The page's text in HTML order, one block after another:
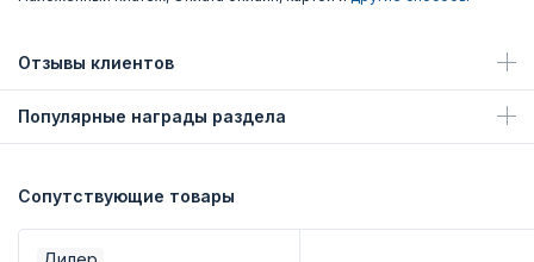
Отзывы клиентов
Популярные награды раздела
Сопутствующие товары